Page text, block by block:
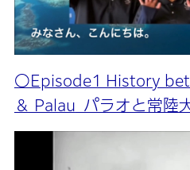
〇Episode1 History
＆ Palau パラオと常陸